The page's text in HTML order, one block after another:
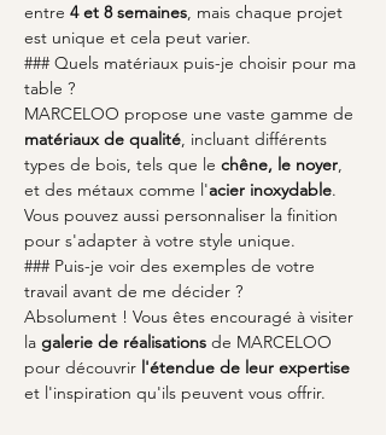
entre 4 et 8 semaines, mais chaque projet
est unique et cela peut varier.
### Quels matériaux puis-je choisir pour ma
table ?
MARCELOO propose une vaste gamme de
matériaux de qualité, incluant différents
types de bois, tels que le chêne, le noyer,
et des métaux comme l'acier inoxydable.
Vous pouvez aussi personnaliser la finition
pour s'adapter à votre style unique.
### Puis-je voir des exemples de votre
travail avant de me décider ?
Absolument ! Vous êtes encouragé à visiter
la galerie de réalisations de MARCELOO
pour découvrir l'étendue de leur expertise
et l'inspiration qu'ils peuvent vous offrir.